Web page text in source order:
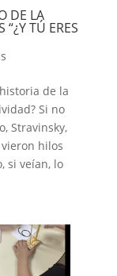
DE LA
TÚ ERES
de la
Si no
Stravinsky,
hilos
si veían, lo